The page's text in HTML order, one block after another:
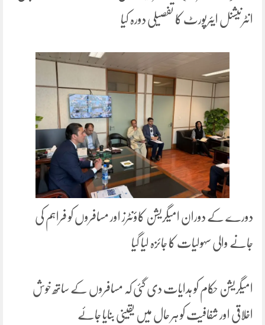
انٹرنیشنل ایئرپورٹ کا تفصیلی دورہ کیا
دورے کے دوران امیگریشن کاؤنٹرز اور مسافروں کو فراہم کی
جانے والی سہولیات کا جائزہ لیا گیا
امیگریشن حکام کو ہدایات دی گئی کہ مسافروں کے ساتھ خوش
اخلاقی اور شفافیت کو ہر حال میں یقینی بنایا جائے